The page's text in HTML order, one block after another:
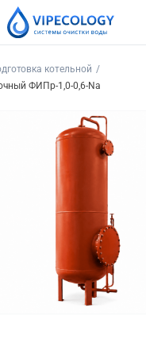
котельной
ФИПр-1,0-0,6-Na